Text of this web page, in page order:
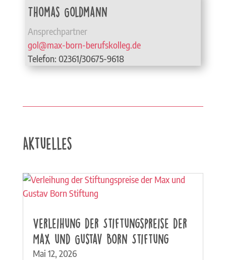
Thomas Goldmann
Ansprechpartner
gol@max-born-berufskolleg.de
Telefon: 02361/30675-9618
Aktuelles
Verleihung der Stiftungspreise der
Max und Gustav Born Stiftung
Mai 12, 2026